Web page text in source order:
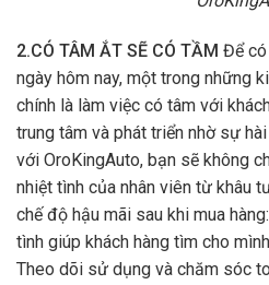
2.CÓ TÂM ẮT SẼ CÓ TẦM Để
ngày hôm nay, một trong những
chính là làm việc có tâm với
trung tâm và phát triển nhờ sự
với OroKingAuto, bạn sẽ không
nhiệt tình của nhân viên từ khâu
chế độ hậu mãi sau khi mua
tình giúp khách hàng tìm cho
Theo dõi sử dụng và chăm sóc